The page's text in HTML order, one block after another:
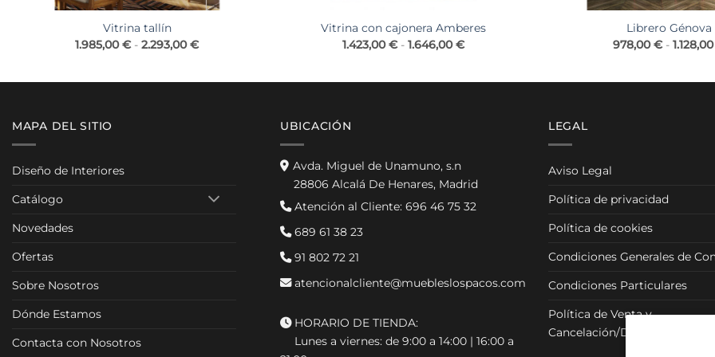
Vitrina tallín
1.985,00€ - 2.293,00€Rango
Vitrina con cajonera Amberes
1.423,00€ - 1.646,00€Rango
Librero Génova
978,00€ -
MAPA DEL SITIO
Diseño de Interiores
Catálogo
Novedades
Ofertas
Sobre Nosotros
Dónde Estamos
Contacta con Nosotros
UBICACIÓN
Avda. Miguel de Unamuno, s.n
28806 Alcalá De Henares, Madrid
Atención al Cliente: 696 46 75 32
689 61 38 23
91 802 72 21
atencionalcliente@muebleslospacos.com
HORARIO DE TIENDA:
Lunes a viernes: de 9:00 a 14:00 | 16:00 a
LEGAL
Aviso Legal
Política de privacidad
Política de cookies
Condiciones Generales de
Condiciones Particulares
Política de Venta y
Cancelación/Devolución